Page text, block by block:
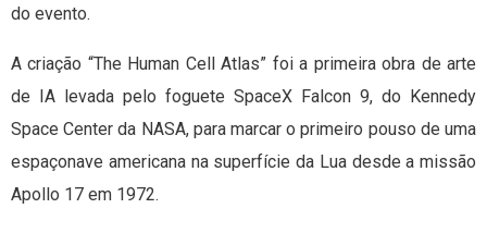
do evento.
A criação “The Human Cell Atlas” foi a primeira obra de arte
de IA levada pelo foguete SpaceX Falcon 9, do Kennedy
Space Center da NASA, para marcar o primeiro pouso de uma
espaçonave americana na superfície da Lua desde a missão
Apollo 17 em 1972.